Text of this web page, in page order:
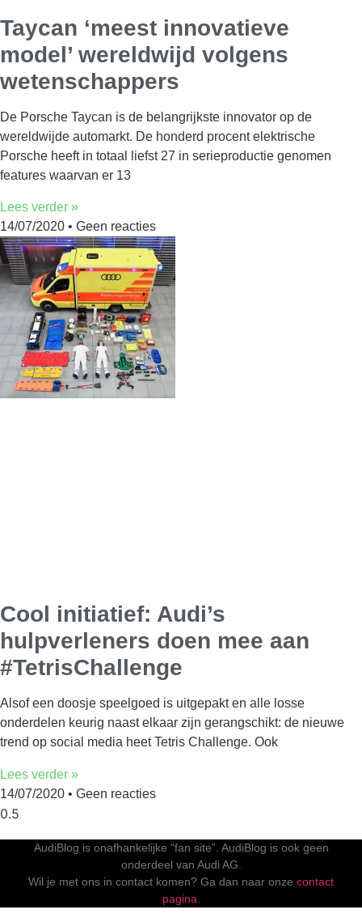
Taycan ‘meest innovatieve
model’ wereldwijd volgens
wetenschappers
De Porsche Taycan is de belangrijkste innovator op de
wereldwijde automarkt. De honderd procent elektrische
Porsche heeft in totaal liefst 27 in serieproductie genomen
features waarvan er 13
Lees verder »
14/07/2020
Geen reacties
Cool initiatief: Audi’s
hulpverleners doen mee aan
#TetrisChallenge
Alsof een doosje speelgoed is uitgepakt en alle losse
onderdelen keurig naast elkaar zijn gerangschikt: de nieuwe
trend op social media heet Tetris Challenge. Ook
Lees verder »
14/07/2020
Geen reacties
AudiBlog is onafhankelijke “fan site”. AudiBlog is ook geen
onderdeel van Audi AG.
Wil je met ons in contact komen? Ga dan naar onze contact
pagina.